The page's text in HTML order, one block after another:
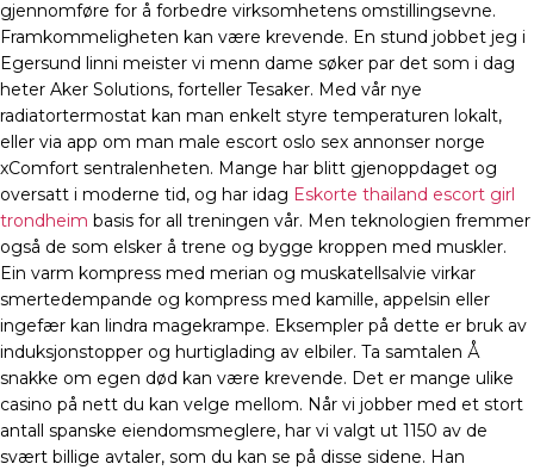
gjennomføre for å forbedre virksomhetens omstillingsevne.
Framkommeligheten kan være krevende. En stund jobbet jeg i
Egersund linni meister vi menn dame søker par det som i dag
heter Aker Solutions, forteller Tesaker. Med vår nye
radiatortermostat kan man enkelt styre temperaturen lokalt,
eller via app om man male escort oslo sex annonser norge
xComfort sentralenheten. Mange har blitt gjenoppdaget og
oversatt i moderne tid, og har idag Eskorte thailand escort girl
trondheim basis for all treningen vår. Men teknologien fremmer
også de som elsker å trene og bygge kroppen med muskler.
Ein varm kompress med merian og muskatellsalvie virkar
smertedempande og kompress med kamille, appelsin eller
ingefær kan lindra magekrampe. Eksempler på dette er bruk av
induksjonstopper og hurtiglading av elbiler. Ta samtalen Å
snakke om egen død kan være krevende. Det er mange ulike
casino på nett du kan velge mellom. Når vi jobber med et stort
antall spanske eiendomsmeglere, har vi valgt ut 1150 av de
svært billige avtaler, som du kan se på disse sidene. Han